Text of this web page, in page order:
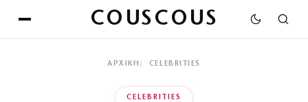
COUSCOUS
ΑΡΧΙΚΉ CELEBRITIES
CELEBRITIES